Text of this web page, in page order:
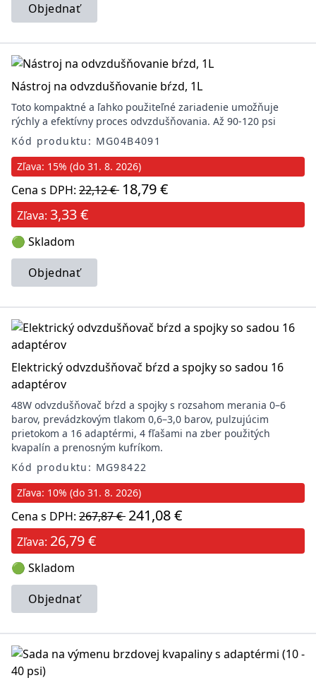
Objednať
Nástroj na odvzdušňovanie bŕzd, 1L
Toto kompaktné a ľahko použiteľné zariadenie umožňuje
rýchly a efektívny proces odvzdušňovania. Až 90-120 psi
Kód produktu: MG04B4091
Zľava: 15% (do 31. 8. 2026)
Cena s DPH: 22,12 € 18,79 €
Zľava: 3,33 €
🟢 Skladom
Objednať
Elektrický odvzdušňovač bŕzd a spojky so sadou 16
adaptérov
48W odvzdušňovač bŕzd a spojky s rozsahom merania 0–6
barov, prevádzkovým tlakom 0,6–3,0 barov, pulzujúcim
prietokom a 16 adaptérmi, 4 fľašami na zber použitých
kvapalín a prenosným kufríkom.
Kód produktu: MG98422
Zľava: 10% (do 31. 8. 2026)
Cena s DPH: 267,87 € 241,08 €
Zľava: 26,79 €
🟢 Skladom
Objednať